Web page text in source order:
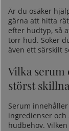
Är du osäker
gärna att hitta
efter hudtyp, så
torr hud. Söker
även ett särskilt
Vilka serum
störst
Serum
ingredienser
hudbehov.